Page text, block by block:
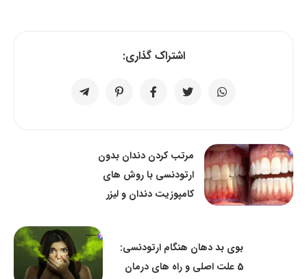
اشتراک گذاری:
مرتب کردن دندان بدون
ارتودنسی با روش های
کامپوزیت دندان و لیزر
بوی بد دهان هنگام ارتودنسی:
5 علت اصلی و راه های درمان